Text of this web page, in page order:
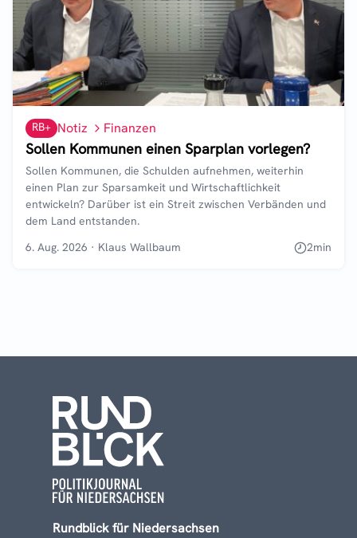
RB+ Notiz Finanzen
Sollen Kommunen einen Sparplan vorlegen?
Sollen Kommunen, die Schulden aufnehmen, weiterhin
einen Plan zur Sparsamkeit und Wirtschaftlichkeit
entwickeln? Darüber ist ein Streit zwischen Verbänden und
dem Land entstanden.
6. Aug. 2026 · Klaus Wallbaum 2min
Rundblick für Niedersachsen